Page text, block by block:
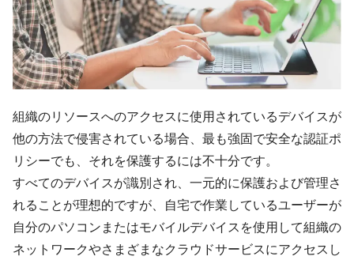
組織のリソースへのアクセスに使用されているデバイスが
他の方法で侵害されている場合、最も強固で安全な認証ポ
リシーでも、それを保護するには不十分です。
すべてのデバイスが識別され、一元的に保護および管理さ
れることが理想的ですが、自宅で作業しているユーザーが
自分のパソコンまたはモバイルデバイスを使用して組織の
ネットワークやさまざまなクラウドサービスにアクセスし